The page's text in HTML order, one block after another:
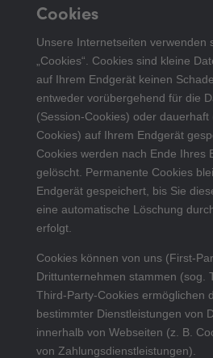
Cookies
Unsere Internetseiten verwenden
„Cookies“. Cookies sind kleine
auf Ihrem Endgerät keinen
entweder vorübergehend für die
(Session-Cookies) oder dauerhaft
Cookies) auf Ihrem Endgerät
Cookies werden nach Ende Ihres
gelöscht. Permanente Cookies
Endgerät gespeichert, bis Sie
eine automatische Löschung
erfolgt.
Cookies können von uns (First-
Drittunternehmen stammen (sog.
Third-Party-Cookies ermöglichen
bestimmter Dienstleistungen von
innerhalb von Webseiten (z. B.
von Zahlungsdienstleistungen).